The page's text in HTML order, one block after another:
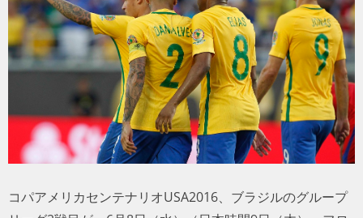
トラベル
サッカー
PEOPLE
ビジネス
コラム
コパアメリカセンテナリオUSA2016、ブラジルのグループ